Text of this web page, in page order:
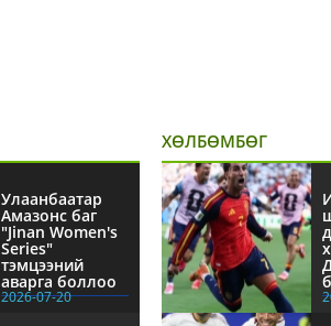
Улаанбаатар
Амазонс баг
"Jinan Women's
Series"
тэмцээний
аварга боллоо
2026-07-20
ХӨЛБӨМБӨГ